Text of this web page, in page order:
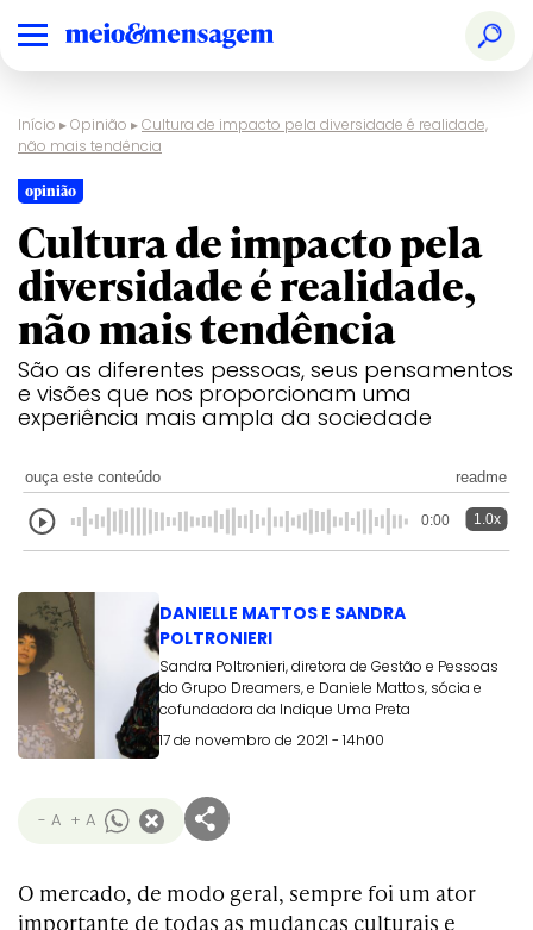
Início ▸Opinião ▸Cultura de impacto pela diversidade é realidade,
não mais tendência
opinião
Cultura de impacto pela
diversidade é realidade,
não mais tendência
São as diferentes pessoas, seus pensamentos
e visões que nos proporcionam uma
experiência mais ampla da sociedade
ouça este conteúdo readme
0:00 1.0x
DANIELLE MATTOS E SANDRA
POLTRONIERI
Sandra Poltronieri, diretora de Gestão e Pessoas
do Grupo Dreamers, e Daniele Mattos, sócia e
cofundadora da Indique Uma Preta
17 de novembro de 2021 - 14h00
- A + A
O mercado, de modo geral, sempre foi um ator
importante de todas as mudanças culturais e